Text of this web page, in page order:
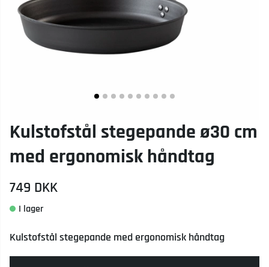
Kulstofstål stegepande ø30 cm
med ergonomisk håndtag
749 DKK
Kulstofstål stegepande med ergonomisk håndtag